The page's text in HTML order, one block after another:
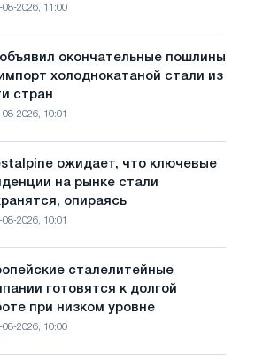
08-2026, 11:00
окончательные пошлины
холоднокатаной стали из
стран
08-2026, 10:01
ожидает, что ключевые
на рынке стали
опираясь
08-2026, 10:01
сталелитейные
готовятся к долгой
при низком уровне
08-2026, 10:00